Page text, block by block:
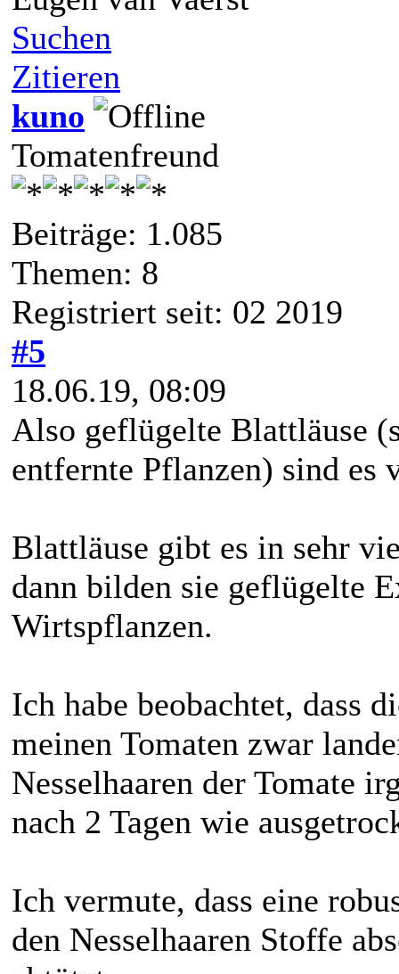
Suchen
Zitieren
kuno
Tomatenfreund
Beiträge: 1.085
Themen: 8
Registriert seit: 02 2019
#5
18.06.19, 08:09
Also geflügelte Blattläuse
entfernte Pflanzen) sind es
Blattläuse gibt es in sehr
dann bilden sie geflügelte
Wirtspflanzen.
Ich habe beobachtet, dass
meinen Tomaten zwar
Nesselhaaren der Tomate
nach 2 Tagen wie
Ich vermute, dass eine
den Nesselhaaren Stoffe